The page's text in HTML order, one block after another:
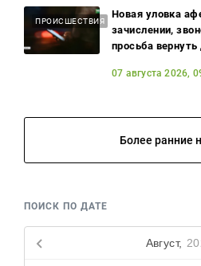
ПРОИСШЕСТВИЯ
Новая уловка
зачислении,
просьба вернуть
07 августа 2026,
Более ранние
ПОИСК ПО ДАТЕ
Август,